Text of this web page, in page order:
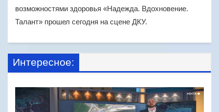
возможностями здоровья «Надежда. Вдохновение.
Талант» прошел сегодня на сцене ДКУ.
Интересное: